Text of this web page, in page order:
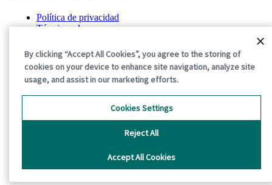
Política de privacidad
Términos de uso
Política de cookies
Términos y condiciones generales
©2026 International Paper. All Rights Reserved.
By clicking “Accept All Cookies”, you agree to the storing of
cookies on your device to enhance site navigation, analyze site
usage, and assist in our marketing efforts.
Accept All Cookies
Reject All
Cookies Settings